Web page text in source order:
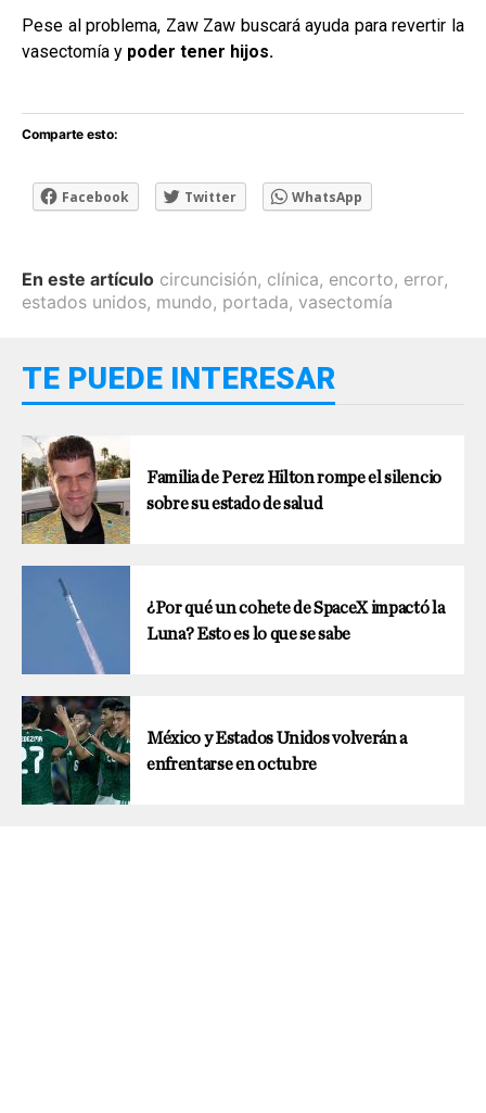
Pese al problema, Zaw Zaw buscará ayuda para revertir la
vasectomía y poder tener hijos.
Comparte esto:
Facebook Twitter WhatsApp
En este artículo circuncisión, clínica, encorto, error,
estados unidos, mundo, portada, vasectomía
TE PUEDE INTERESAR
Familia de Perez Hilton rompe el silencio
sobre su estado de salud
¿Por qué un cohete de SpaceX impactó la
Luna? Esto es lo que se sabe
México y Estados Unidos volverán a
enfrentarse en octubre